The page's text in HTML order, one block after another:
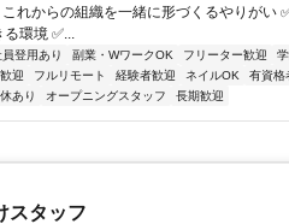
れからの組織を一緒に形づくるやりがい
環境 ✅...
員登用あり 副業・WワークOK フリーター歓迎
迎 フルリモート 経験者歓迎 ネイルOK
有資格
あり オープニングスタッフ 長期歓迎
スタッフ